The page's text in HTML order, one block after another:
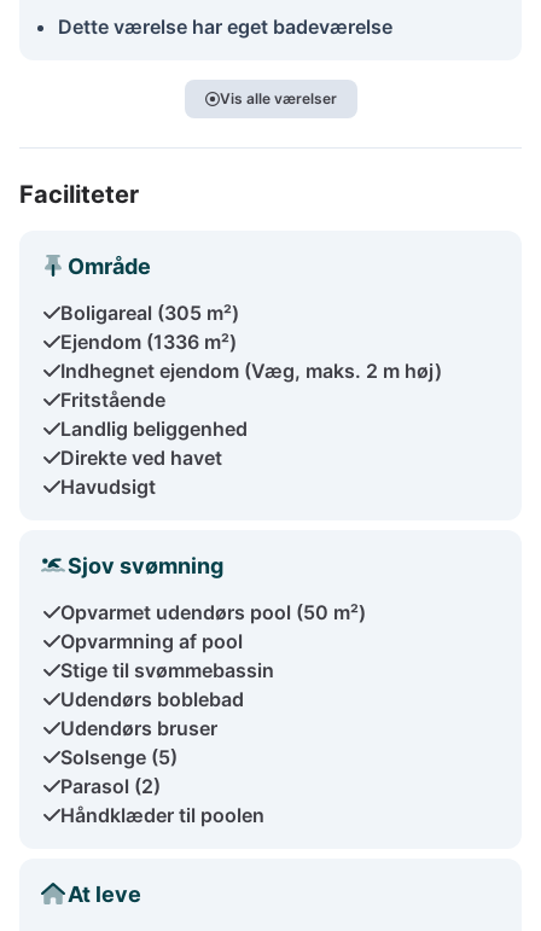
Dette værelse har eget badeværelse
Vis alle værelser
Faciliteter
Område
Boligareal (305 m²)
Ejendom (1336 m²)
Indhegnet ejendom (Væg, maks. 2 m høj)
Fritstående
Landlig beliggenhed
Direkte ved havet
Havudsigt
Sjov svømning
Opvarmet udendørs pool (50 m²)
Opvarmning af pool
Stige til svømmebassin
Udendørs boblebad
Udendørs bruser
Solsenge (5)
Parasol (2)
Håndklæder til poolen
At leve